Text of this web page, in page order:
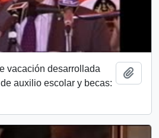
vacación desarrollada
auxilio escolar y becas: